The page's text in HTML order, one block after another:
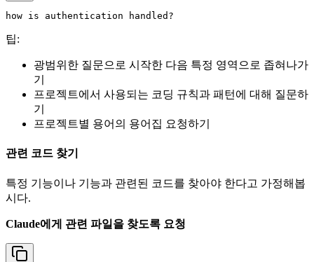
팁:
광범위한 질문으로 시작한 다음 특정 영역으로 좁혀나가
기
프로젝트에서 사용되는 코딩 규칙과 패턴에 대해 질문하
기
프로젝트별 용어의 용어집 요청하기
관련 코드 찾기
특정 기능이나 기능과 관련된 코드를 찾아야 한다고 가정해봅
시다.
Claude에게 관련 파일을 찾도록 요청